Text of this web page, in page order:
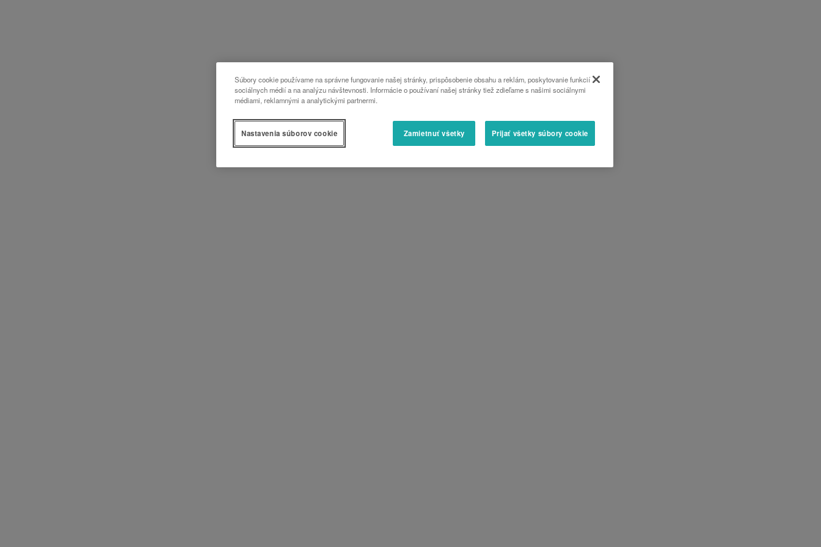
Súbory cookie používame na správne fungovanie našej stránky, prispôsobenie obsahu a reklám, poskytovanie funkcií
sociálnych médií a na analýzu návštevnosti. Informácie o používaní našej stránky tiež zdieľame s našimi sociálnymi
médiami, reklamnými a analytickými partnermi.
Zamietnuť všetky Prijať všetky súbory cookie
Nastavenia súborov cookie